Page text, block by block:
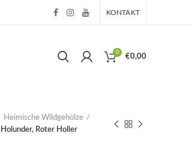
KONTAKT
0
€0,00
Heimische Wildgehölze
Roter Holler